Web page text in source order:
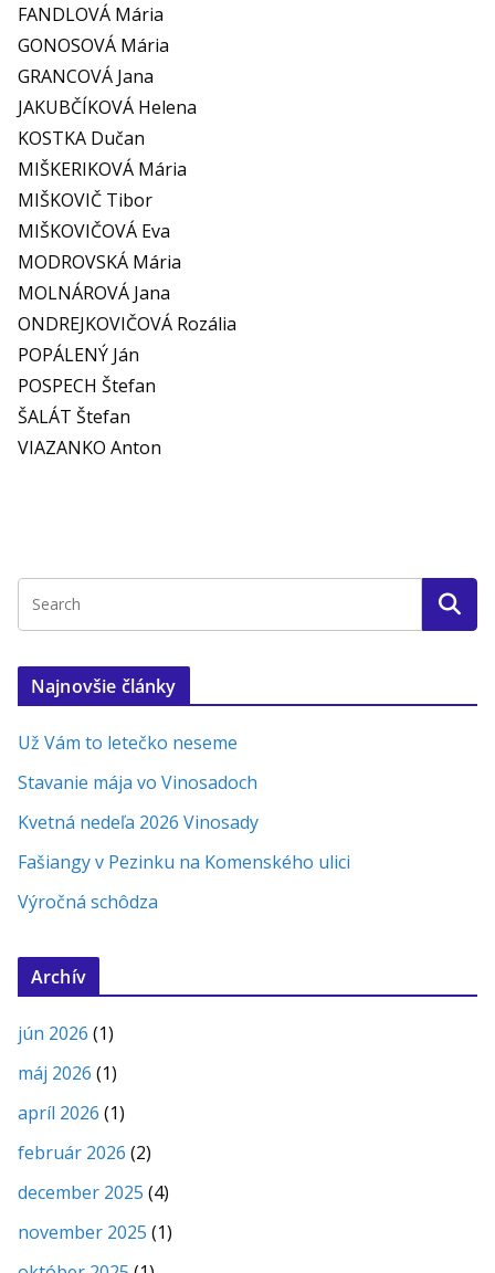
FANDLOVÁ Mária
GONOSOVÁ Mária
GRANCOVÁ Jana
JAKUBČÍKOVÁ Helena
KOSTKA Dučan
MIŠKERIKOVÁ Mária
MIŠKOVIČ Tibor
MIŠKOVIČOVÁ Eva
MODROVSKÁ Mária
MOLNÁROVÁ Jana
ONDREJKOVIČOVÁ Rozália
POPÁLENÝ Ján
POSPECH Štefan
ŠALÁT Štefan
VIAZANKO Anton
Najnovšie články
Už Vám to letečko neseme
Stavanie mája vo Vinosadoch
Kvetná nedeľa 2026 Vinosady
Fašiangy v Pezinku na Komenského ulici
Výročná schôdza
Archív
jún 2026 (1)
máj 2026 (1)
apríl 2026 (1)
február 2026 (2)
december 2025 (4)
november 2025 (1)